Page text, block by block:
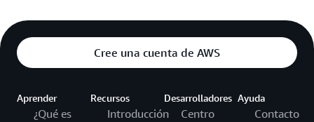
Cree una cuenta de AWS
Aprender
¿Qué es
Recursos
Introducción
Desarrolladores
Centro
Ayuda
Contacto